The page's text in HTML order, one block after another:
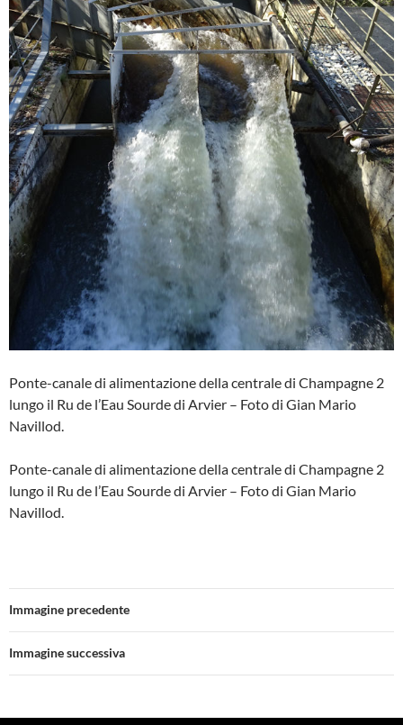
Ponte-canale di alimentazione della centrale di Champagne 2
lungo il Ru de l’Eau Sourde di Arvier – Foto di Gian Mario
Navillod.
Ponte-canale di alimentazione della centrale di Champagne 2
lungo il Ru de l’Eau Sourde di Arvier – Foto di Gian Mario
Navillod.
Immagine precedente
Immagine successiva